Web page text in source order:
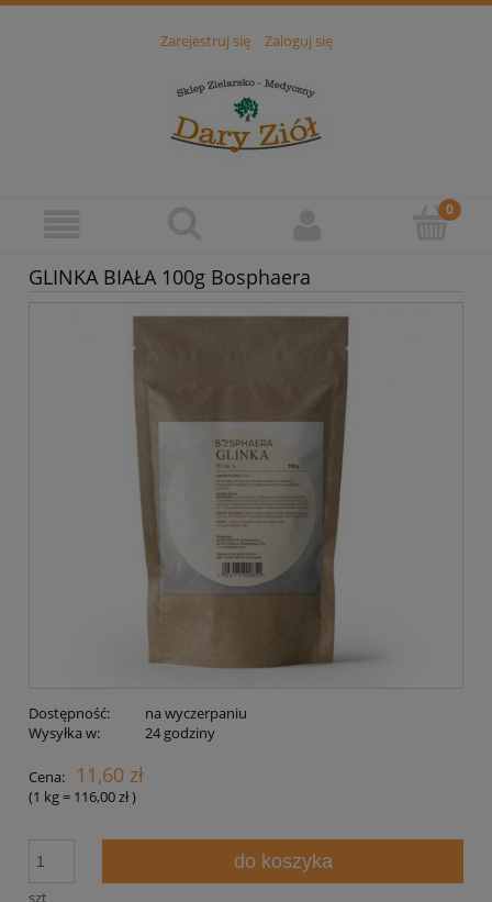
Zarejestruj się Zaloguj się
GLINKA BIAŁA 100g Bosphaera
Dostępność:
na wyczerpaniu
Wysyłka w:
24 godziny
Cena: 11,60 zł
(1 kg= 116,00 zł)
szt
do koszyka